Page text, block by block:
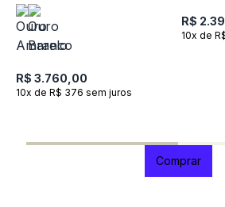
R$ 3.760,00
10x de R$ 376 sem juros
R$
10x de
Comprar